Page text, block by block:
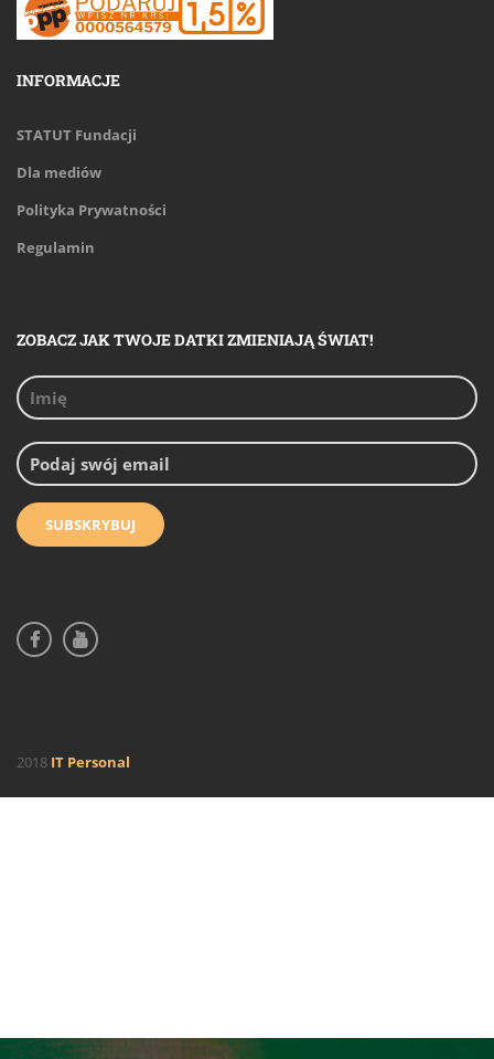
INFORMACJE
STATUT Fundacji
Dla mediów
Polityka Prywatności
Regulamin
ZOBACZ JAK TWOJE DATKI ZMIENIAJĄ ŚWIAT!
2018 IT Personal